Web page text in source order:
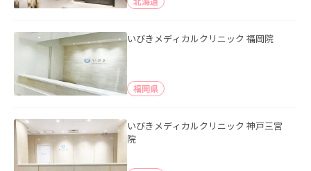
いびきメディカルクリニック 福岡院
福岡県
いびきメディカルクリニック 神戸三宮
院